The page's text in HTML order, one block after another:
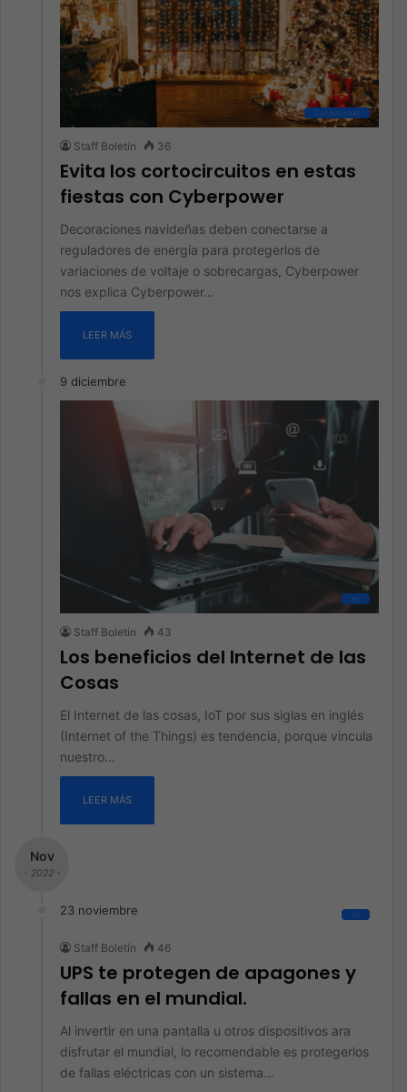
Conectividad
Staff Boletín 36
Evita los cortocircuitos en estas
fiestas con Cyberpower
Decoraciones navideñas deben conectarse a
reguladores de energía para protegerlos de
variaciones de voltaje o sobrecargas, Cyberpower
nos explica Cyberpower…
LEER MÁS
9 diciembre
All
Staff Boletín 43
Los beneficios del Internet de las
Cosas
El Internet de las cosas, IoT por sus siglas en inglés
(Internet of the Things) es tendencia, porque vincula
nuestro…
LEER MÁS
Nov
- 2022 -
23 noviembre All
Staff Boletín 46
UPS te protegen de apagones y
fallas en el mundial.
Al invertir en una pantalla u otros dispositivos ara
disfrutar el mundial, lo recomendable es protegerlos
de fallas eléctricas con un sistema…